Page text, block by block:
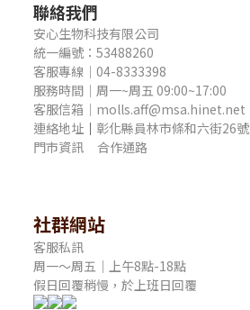
聯絡我們
安心生物科技有限公司
統一編號：53488260
客服專線｜04-8333398
服務時間｜周一~周五 09:00~17:00
客服信箱｜molls.aff@msa.hinet.net
連絡地址 ｜ 彰化縣員林市條和六街26號
門市資訊 合作通路
社群網站
客服私訊
周一～周五｜上午8點-18點
假日回覆稍慢，於上班日回覆